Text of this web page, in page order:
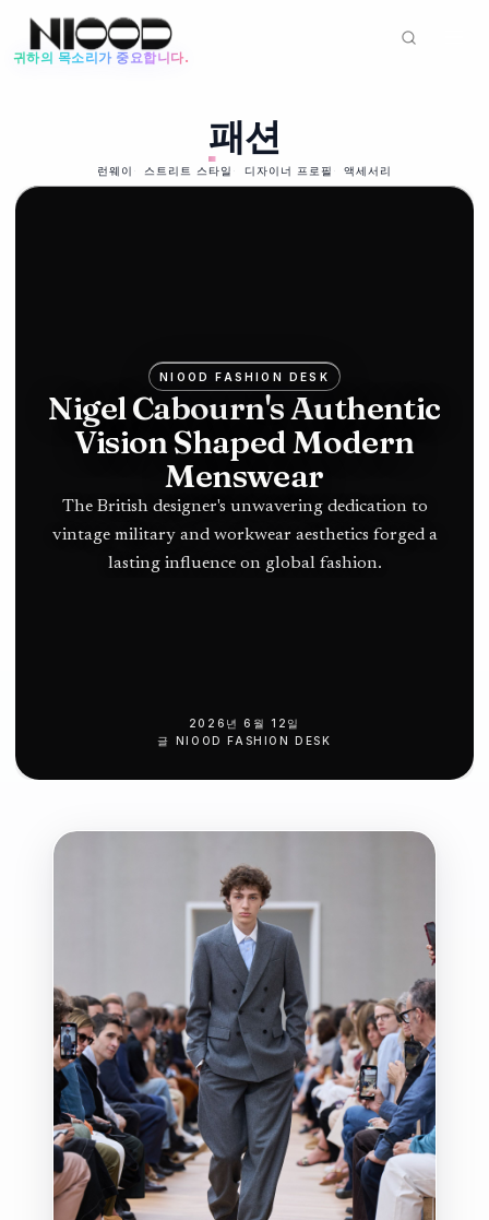
귀하의 목소리가 중요합니다.
Mike
Boss in
luxury
일
드
인:
드
대
위
스
틸
트
위
의
패션
런웨이 스트리트 스타일 디자이너 프로필 액세서리
NIOOD FASHION DESK
Nigel Cabourn's Authentic
Vision Shaped Modern
Menswear
The British designer's unwavering dedication to
vintage military and workwear aesthetics forged a
lasting influence on global fashion.
2026년 6월 12일
글
NIOOD FASHION DESK